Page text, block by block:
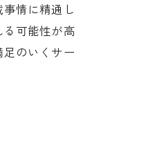
情に精通し
可能性が高
のいくサー